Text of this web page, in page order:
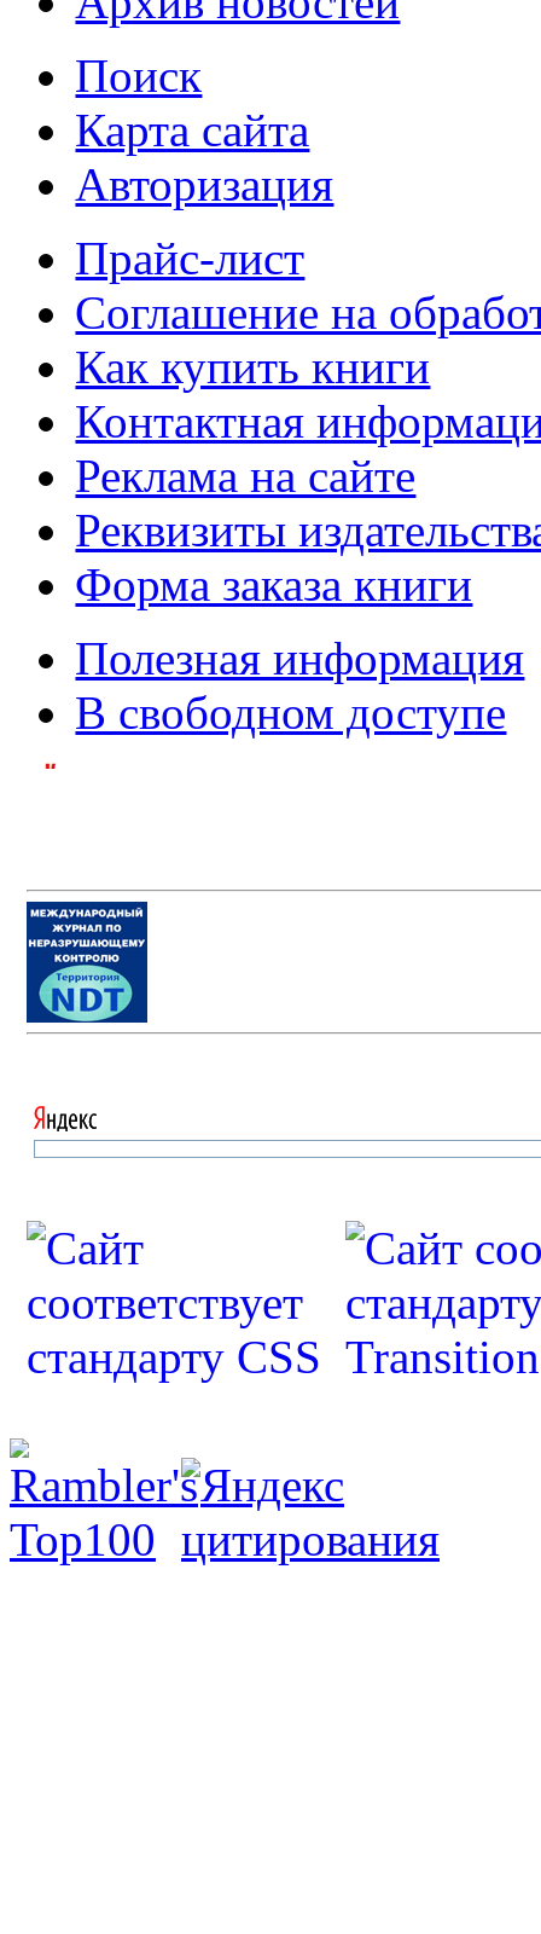
Поиск
Карта сайта
Авторизация
Прайс-лист
Соглашение на
Как купить книги
Контактная
Реклама на сайте
Реквизиты
Форма заказа книги
Полезная информация
В свободном доступе